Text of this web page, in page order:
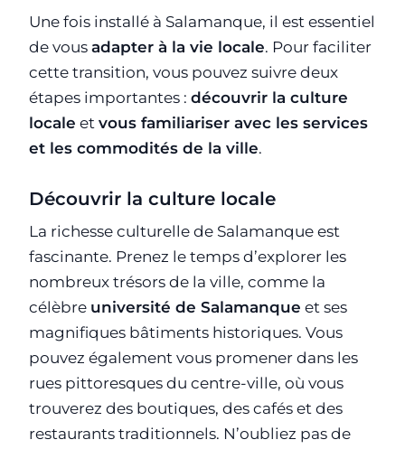
Une fois installé à Salamanque, il est essentiel
de vous adapter à la vie locale. Pour faciliter
cette transition, vous pouvez suivre deux
étapes importantes : découvrir la culture
locale et vous familiariser avec les services
et les commodités de la ville.
Découvrir la culture locale
La richesse culturelle de Salamanque est
fascinante. Prenez le temps d’explorer les
nombreux trésors de la ville, comme la
célèbre université de Salamanque et ses
magnifiques bâtiments historiques. Vous
pouvez également vous promener dans les
rues pittoresques du centre-ville, où vous
trouverez des boutiques, des cafés et des
restaurants traditionnels. N’oubliez pas de